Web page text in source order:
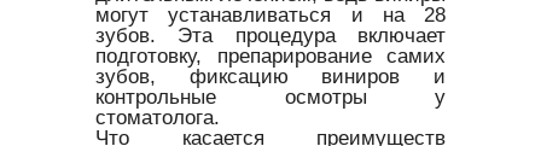
могут устанавливаться и на 28
зубов. Эта процедура включает
подготовку, препарирование самих
зубов, фиксацию виниров и
контрольные осмотры у
стоматолога.
Что касается преимуществ